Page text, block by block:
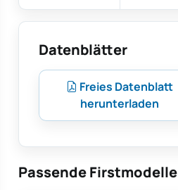
Datenblätter
Freies Datenblatt
herunterladen
Passende Firstmodelle